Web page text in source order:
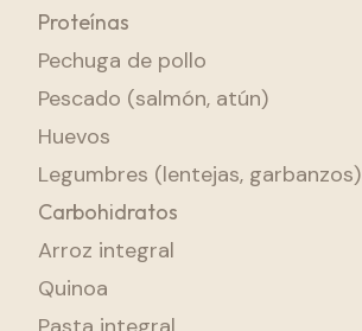
Proteínas
Pechuga de pollo
Pescado (salmón, atún)
Huevos
Legumbres (lentejas, garbanzos)
Carbohidratos
Arroz integral
Quinoa